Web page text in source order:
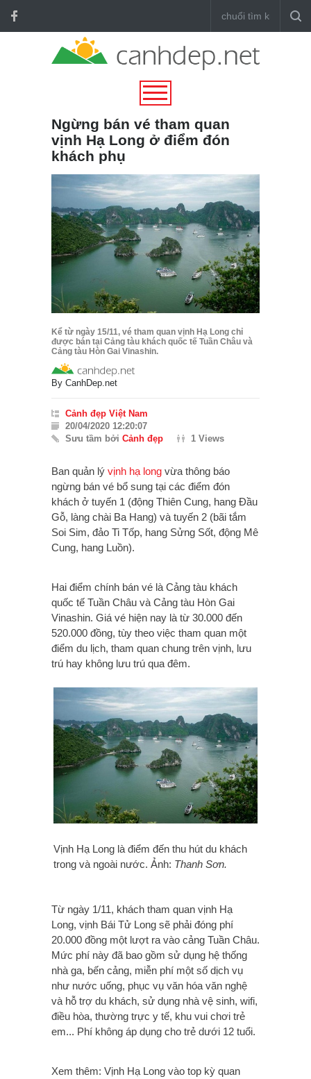
Ngừng bán vé tham quan
vịnh Hạ Long ở điểm đón
khách phụ
Kể từ ngày 15/11, vé tham quan vịnh Hạ Long chỉ
được bán tại Cảng tàu khách quốc tế Tuần Châu và
Cảng tàu Hòn Gai Vinashin.
By CanhDep.net
Cảnh đẹp Việt Nam
20/04/2020 12:20:07
Sưu tầm bởi Cảnh đẹp 1 Views
Ban quản lý vịnh hạ long vừa thông báo
ngừng bán vé bổ sung tại các điểm đón
khách ở tuyến 1 (động Thiên Cung, hang Đầu
Gỗ, làng chài Ba Hang) và tuyến 2 (bãi tắm
Soi Sim, đảo Ti Tốp, hang Sửng Sốt, động Mê
Cung, hang Luồn).
Hai điểm chính bán vé là Cảng tàu khách
quốc tế Tuần Châu và Cảng tàu Hòn Gai
Vinashin. Giá vé hiện nay là từ 30.000 đến
520.000 đồng, tùy theo việc tham quan một
điểm du lịch, tham quan chung trên vịnh, lưu
trú hay không lưu trú qua đêm.
Vịnh Hạ Long là điểm đến thu hút du khách
trong và ngoài nước. Ảnh: Thanh Sơn.
Từ ngày 1/11, khách tham quan vịnh Hạ
Long, vịnh Bái Tử Long sẽ phải đóng phí
20.000 đồng một lượt ra vào cảng Tuần Châu.
Mức phí này đã bao gồm sử dụng hệ thống
nhà ga, bến cảng, miễn phí một số dịch vụ
như nước uống, phục vụ văn hóa văn nghệ
và hỗ trợ du khách, sử dụng nhà vệ sinh, wifi,
điều hòa, thường trực y tế, khu vui chơi trẻ
em... Phí không áp dụng cho trẻ dưới 12 tuổi.
Xem thêm: Vịnh Hạ Long vào top kỳ quan